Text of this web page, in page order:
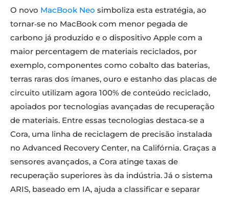
O novo MacBook Neo simboliza esta estratégia, ao
tornar‑se no MacBook com menor pegada de
carbono já produzido e o dispositivo Apple com a
maior percentagem de materiais reciclados, por
exemplo, componentes como cobalto das baterias,
terras raras dos ímanes, ouro e estanho das placas de
circuito utilizam agora 100% de conteúdo reciclado,
apoiados por tecnologias avançadas de recuperação
de materiais. Entre essas tecnologias destaca‑se a
Cora, uma linha de reciclagem de precisão instalada
no Advanced Recovery Center, na Califórnia. Graças a
sensores avançados, a Cora atinge taxas de
recuperação superiores às da indústria. Já o sistema
ARIS, baseado em IA, ajuda a classificar e separar